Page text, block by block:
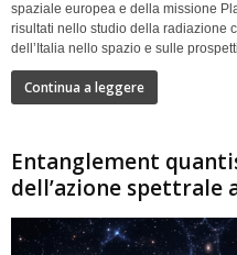
spaziale europea e della missione
risultati nello studio della radiazione
dell’Italia nello spazio e sulle
Continua a leggere
Entanglement
dell’azione spettrale